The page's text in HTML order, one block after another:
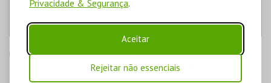
Privacidade & Segurança.
Aceitar
Rejeitar não essenciais
Terceiros
1 Ano, 1 Mês e 7 Dias
Utilizado para armazenar informação sobre a sessão e suportar a
análise de comportamento dos utilizadores no website.